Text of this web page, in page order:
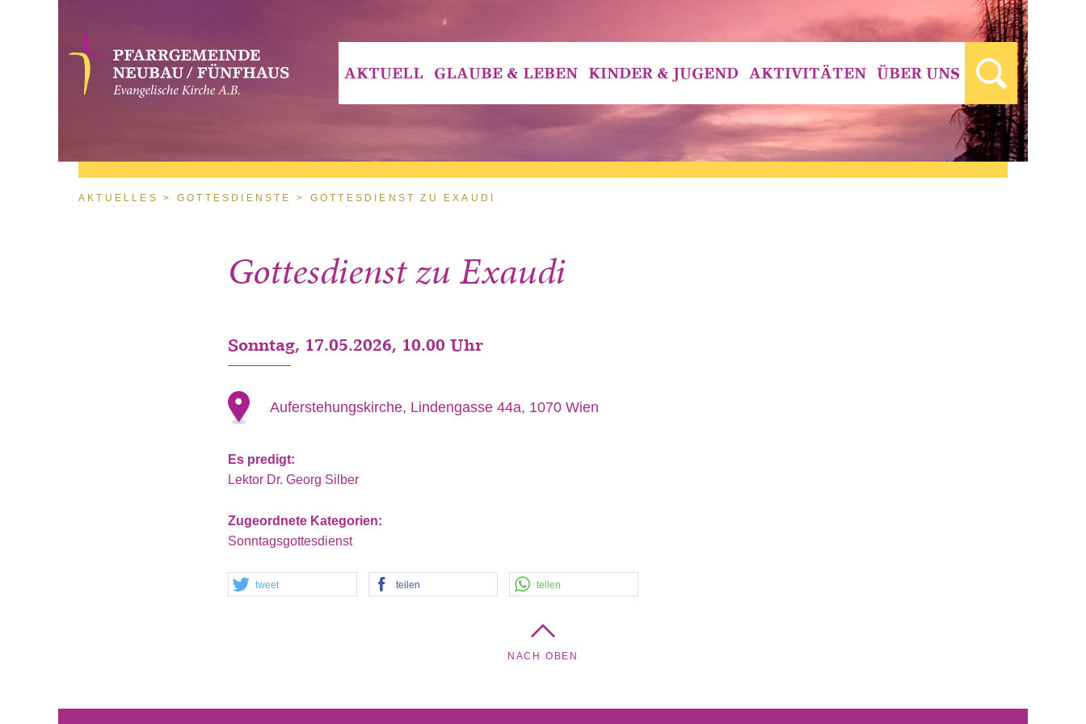
AKTUELL GLAUBE & LEBEN KINDER & JUGEND AKTIVITÄTEN ÜBER UNS
Sie sind hier
AKTUELLES GOTTESDIENSTE GOTTESDIENST ZU EXAUDI
Gottesdienst zu Exaudi
Sonntag, 17.05.2026, 10.00 Uhr
Auferstehungskirche, Lindengasse 44a, 1070 Wien
Es predigt:
Lektor Dr. Georg Silber
Zugeordnete Kategorien:
Sonntagsgottesdienst
tweet teilen teilen
NACH OBEN